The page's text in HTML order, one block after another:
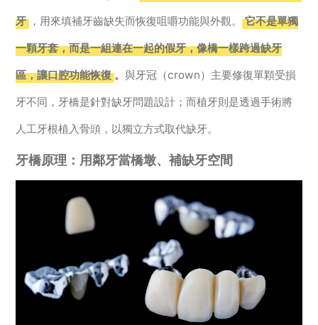
牙 ，用來填補牙齒缺失而恢復咀嚼功能與外觀。 它不是單獨
一顆牙套，而是一組連在一起的假牙，像橋一樣跨過缺牙
區，讓口腔功能恢復 。與牙冠（crown）主要修復單顆受損
牙不同，牙橋是針對缺牙問題設計；而植牙則是透過手術將
人工牙根植入骨頭，以獨立方式取代缺牙。
牙橋原理：用鄰牙當橋墩、補缺牙空間